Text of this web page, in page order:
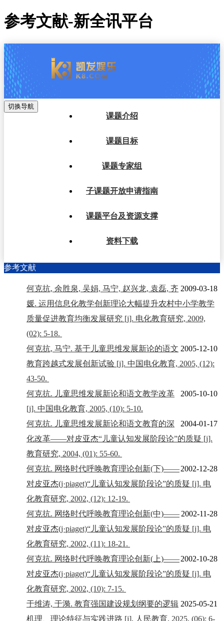
参考文献-新全讯平台
切换导航
课题介绍
课题目标
课题专家组
子课题开放申请指南
课题平台及资源支撑
资料下载
参考文献
2009-03-18
何克抗, 余胜泉, 吴娟, 马宁, 赵兴龙, 袁磊, 齐
媛. 运用信息化教学创新理论大幅提升农村中小学教学
质量促进教育均衡发展研究 [j]. 电化教育研究, 2009,
(02): 5-18.
2005-12-10
何克抗, 马宁. 基于儿童思维发展新论的语文
教育跨越式发展创新试验 [j]. 中国电化教育, 2005, (12):
43-50.
2005-10-10
何克抗. 儿童思维发展新论和语文教学改革
[j]. 中国电化教育, 2005, (10): 5-10.
2004-01-17
何克抗. 儿童思维发展新论和语文教育的深
化改革——对皮亚杰“儿童认知发展阶段论”的质疑 [j].
教育研究, 2004, (01): 55-60.
2002-12-28
何克抗. 网络时代呼唤教育理论创新(下)——
对皮亚杰(j·piaget)“儿童认知发展阶段论”的质疑 [j]. 电
化教育研究, 2002, (12): 12-19.
2002-11-28
何克抗. 网络时代呼唤教育理论创新(中)——
对皮亚杰(j·piaget)“儿童认知发展阶段论”的质疑 [j]. 电
化教育研究, 2002, (11): 18-21.
2002-10-28
何克抗. 网络时代呼唤教育理论创新(上)——
对皮亚杰(j·piaget)“儿童认知发展阶段论”的质疑 [j]. 电
化教育研究, 2002, (10): 7-15.
2025-05-21
于维涛, 于漪. 教育强国建设规划纲要的逻辑
机理、理论特征与实践进路 [j]. 人民教育, 2025, (06): 6-